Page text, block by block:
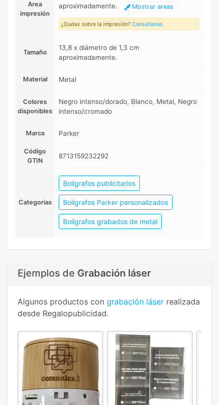
Area
impresión
aproximadamente.
Mostrar areas
¿Dudas sobre la impresión? Consúltenos
Tamaño
13,8 x diámetro de 1,3 cm
aproximadamente.
Material Metal
Colores
disponibles
Negro intenso/dorado, Blanco, Metal, Negro
intenso/cromado
Marca Parker
Código
GTIN
8713159232292
Categorias
Bolígrafos publicitarios
Bolígrafos Parker personalizados
Bolígrafos grabados de metal
Ejemplos de Grabación láser
Algunos productos con grabación láser realizada
desde Regalopublicidad.